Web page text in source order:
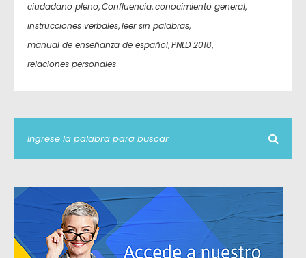
ciudadano pleno,Confluencia,conocimiento general,
instrucciones verbales,leer sin palabras,
manual de enseñanza de español,PNLD 2018,
relaciones personales